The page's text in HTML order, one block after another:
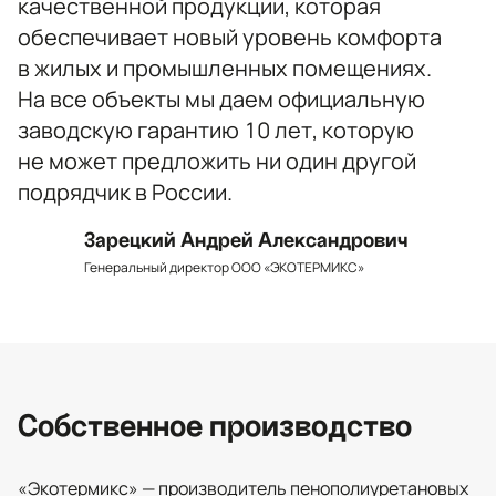
качественной продукции, которая
обеспечивает новый уровень комфорта
в жилых и промышленных помещениях.
На все объекты мы даем официальную
заводскую гарантию 10 лет, которую
не может предложить ни один другой
подрядчик в России.
Зарецкий Андрей Александрович
Генеральный директор ООО «ЭКОТЕРМИКС»
Собственное производство
«Экотермикс» — производитель пенополиуретановых